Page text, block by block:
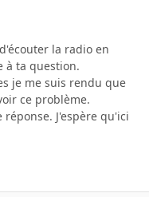
la radio en
à ta question.
je me suis rendu que
ce problème.
J'espère qu'ici